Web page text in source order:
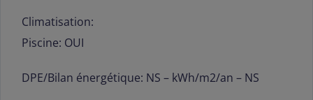
Climatisation:
Piscine: OUI
DPE/Bilan énergétique: NS – kWh/m2/an – NS